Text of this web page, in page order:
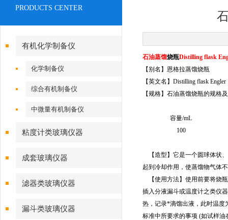
PRODUCTS CENTER
有机化学制备仪
化学制备仪
综合有机制备仪
中微量有机制备仪
粘度计类玻璃仪器
成套玻璃仪器
滤器类玻璃仪器
漏斗类玻璃仪器
石油蒸馏烧瓶Distilling flask
【别名】恩格拉蒸馏烧瓶
【英文名】Distilling flask Engler
【规格】石油蒸馏烧瓶的规格
容量/mL
100
【造型】它是一个圆球体状
起到冷却作用，使蒸馏物气体
【使用方法】使用前要将烧瓶
插入分液漏斗或温度计之类仪
热，记录*滴馏出液，此时温度
标准中所要求的事项 (如试样